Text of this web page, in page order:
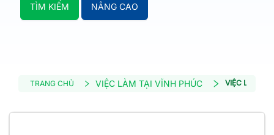
TÌM KIẾM NÂNG CAO
TRANG CHỦ VIỆC LÀM TẠI VĨNH PHÚC VIỆC LÀM